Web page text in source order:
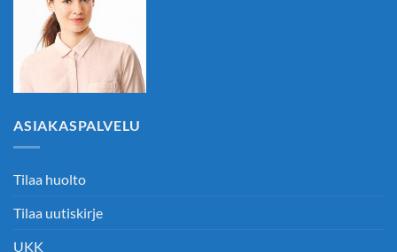
ASIAKASPALVELU
Tilaa huolto
Tilaa uutiskirje
UKK